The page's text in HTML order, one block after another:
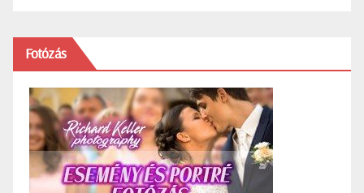
Fotózás